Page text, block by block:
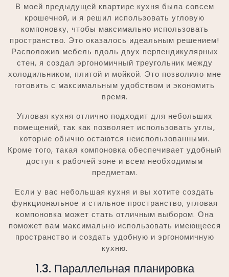
В моей предыдущей квартире кухня была совсем
крошечной, и я решил использовать угловую
компоновку, чтобы максимально использовать
пространство. Это оказалось идеальным решением!
Расположив мебель вдоль двух перпендикулярных
стен, я создал эргономичный треугольник между
холодильником, плитой и мойкой. Это позволило мне
готовить с максимальным удобством и экономить
время.
Угловая кухня отлично подходит для небольших
помещений, так как позволяет использовать углы,
которые обычно остаются неиспользованными.
Кроме того, такая компоновка обеспечивает удобный
доступ к рабочей зоне и всем необходимым
предметам.
Если у вас небольшая кухня и вы хотите создать
функциональное и стильное пространство, угловая
компоновка может стать отличным выбором. Она
поможет вам максимально использовать имеющееся
пространство и создать удобную и эргономичную
кухню.
1.3. Параллельная планировка